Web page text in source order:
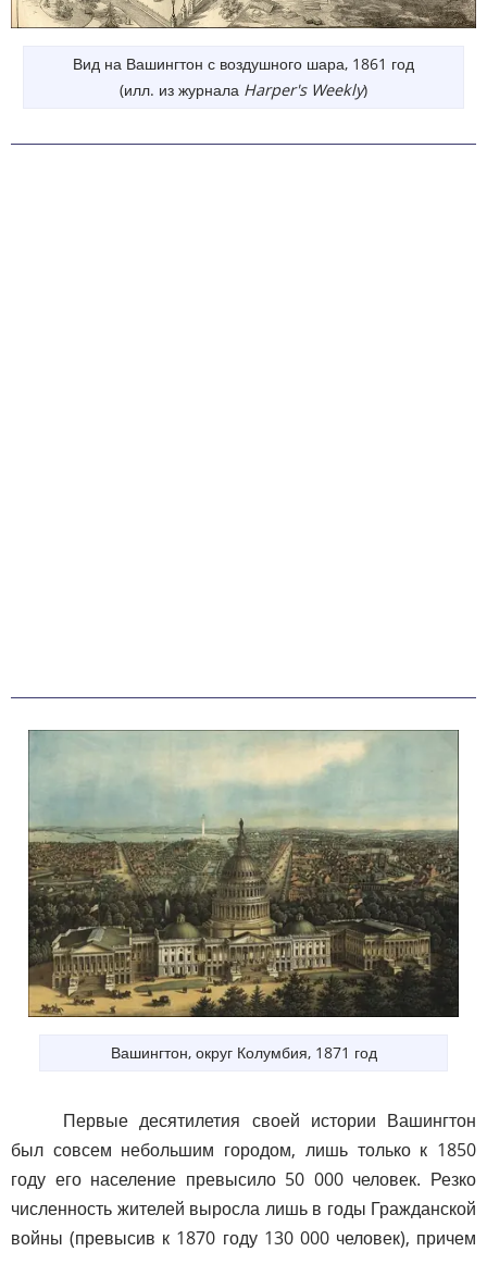
Вид на Вашингтон с воздушного шара, 1861 год
(илл. из журнала Harper's Weekly)
Вашингтон, округ Колумбия, 1871 год
Первые десятилетия своей истории Вашингтон
был совсем небольшим городом, лишь только к 1850
году его население превысило 50 000 человек. Резко
численность жителей выросла лишь в годы Гражданской
войны (превысив к 1870 году 130 000 человек), причем